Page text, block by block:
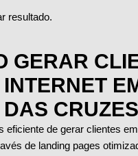
resultado.
GERAR
DAS
eficiente de gerar clientes
de landing pages